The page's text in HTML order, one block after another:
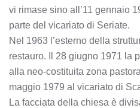
vi rimase sino all’11 gennaio
parte del vicariato di Seriate.
Nel 1963 l’esterno della
restauro. Il 28 giugno 1971 la
alla neo-costituita zona
maggio 1979 al vicariato di
La facciata della chiesa è